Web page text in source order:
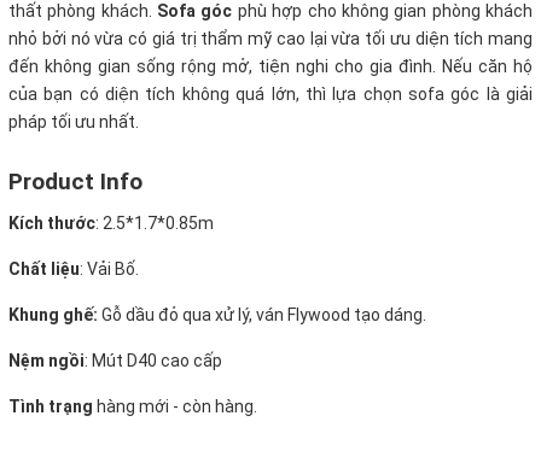
thất phòng khách. Sofa góc phù hợp cho không gian phòng khách
nhỏ bởi nó vừa có giá trị thẩm mỹ cao lại vừa tối ưu diện tích mang
đến không gian sống rộng mở, tiện nghi cho gia đình. Nếu căn hộ
của bạn có diện tích không quá lớn, thì lựa chọn sofa góc là giải
pháp tối ưu nhất.
Product Info
Kích thước: 2.5*1.7*0.85m
Chất liệu: Vải Bố.
Khung ghế: Gỗ dầu đỏ qua xử lý, ván Flywood tạo dáng.
Nệm ngồi: Mút D40 cao cấp
Tình trạng hàng mới - còn hàng.